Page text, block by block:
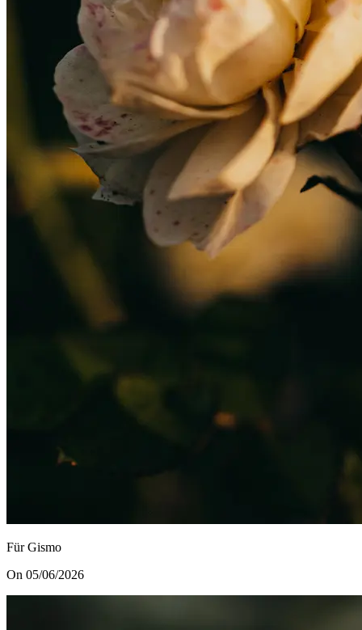
Für Gismo
On 05/06/2026